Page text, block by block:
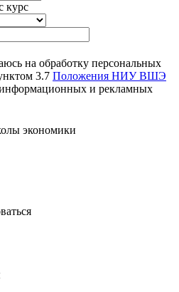
курс
на обработку персональных
3.7 Положения НИУ ВШЭ
и рекламных
экономики